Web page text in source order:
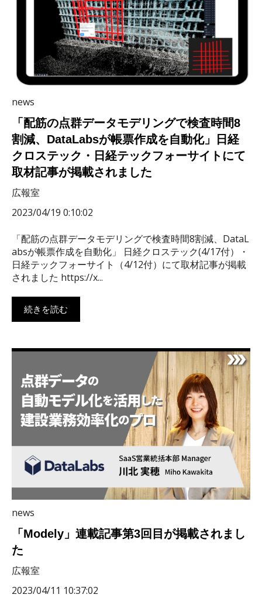
news
「配筋の点群データモデリングで検査時間8
割減、DataLabsが帳票作成を自動化」日経
クロステック・日経テックフォーサイトにて
取材記事が掲載されました
広報室
2023/04/19 0:10:02
「配筋の点群データモデリングで検査時間8割減、DataL
absが帳票作成を自動化」 日経クロステック(4/17付）・
日経テックフォーサイト（4/12付）にて取材記事が掲載
されました https://x...
続きを読む
news
「Modely」連載記事第3回目が掲載されまし
た
広報室
2023/04/11 10:37:02